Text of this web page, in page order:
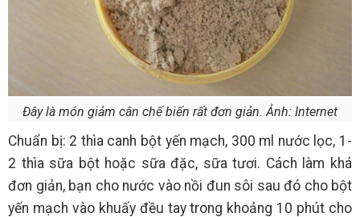
Đây là món giảm cân chế biến rất đơn giản. Ảnh: Internet
Chuẩn bị: 2 thìa canh bột yến mạch, 300 ml nước lọc, 1-
2 thìa sữa bột hoặc sữa đặc, sữa tươi. Cách làm khá
đơn giản, bạn cho nước vào nồi đun sôi sau đó cho bột
yến mạch vào khuấy đều tay trong khoảng 10 phút cho